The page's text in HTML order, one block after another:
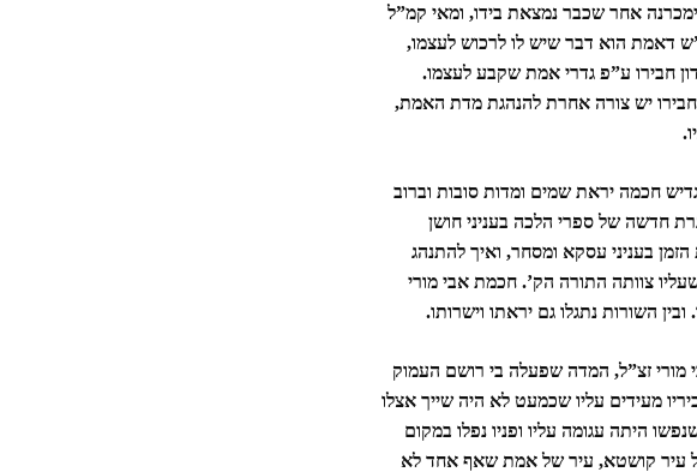
אחר שכבר נמצאת בידו, ומאי קמ”ל
דאמת הוא דבר שיש לו לרכוש לעצמו,
חבירו ע”פ גדרי אמת שקבע לעצמו.
חבירו יש צורה אחרת להנהגת מדת האמת,
חכמה יראת שמים ומדות סובות וברוב
חדשה של ספרי הלכה בעניני חושן
בעניני עסקא ומסחר, ואיך להתנהג
צוותה התורה הק’. חכמת אבי מורי
השורות נתגלו גם יראתו וישרותו.
מורי זצ”ל, המדה שפעלה בי רושם העמוק
מעידים עליו שכמעט לא היה שייך אצלו
היתה עגומה עליו ופניו נפלו במקום
עיר קושטא, עיר של אמת שאף אחד לא